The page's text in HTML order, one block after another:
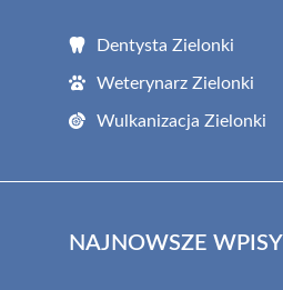
Dentysta Zielonki
Weterynarz Zielonki
Wulkanizacja Zielonki
NAJNOWSZE WPISY